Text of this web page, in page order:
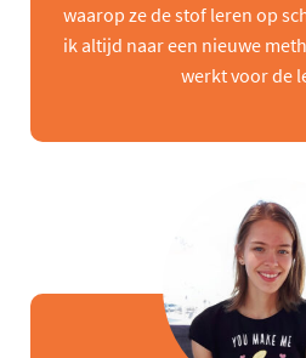
waarop ze de stof leren op
ik altijd naar een nieuwe
werkt voor de